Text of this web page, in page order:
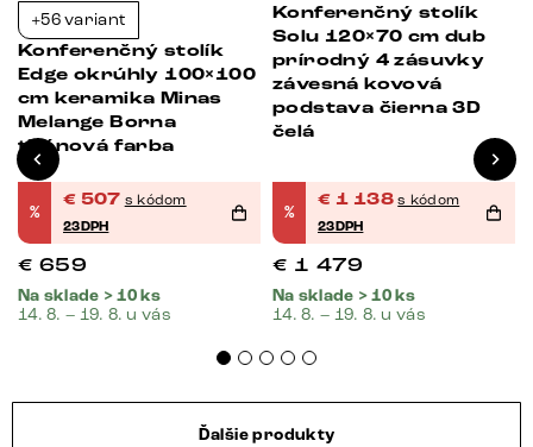
+56 variant
Konferenčný stolík
Edge okrúhly 100×100
cm keramika Minas
Melange Borna
titánová farba
%
€ 507 s kódom
23DPH
€ 659
Na sklade > 10 ks
14. 8. – 19. 8. u vás
-23%
Konferenčný stolík
Solu 120×70 cm dub
prírodný 4 zásuvky
závesná kovová
podstava čierna 3D
čelá
%
€ 1 138 s kódom
23DPH
€ 1 479
Na sklade > 10 ks
14. 8. – 19. 8. u vás
Ďalšie produkty